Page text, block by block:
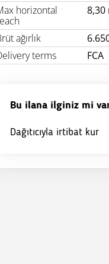
horizontal
8,30
ağırlık
terms
FCA
Bu ilana ilginiz mi
Dağıtıcıyla irtibat kur